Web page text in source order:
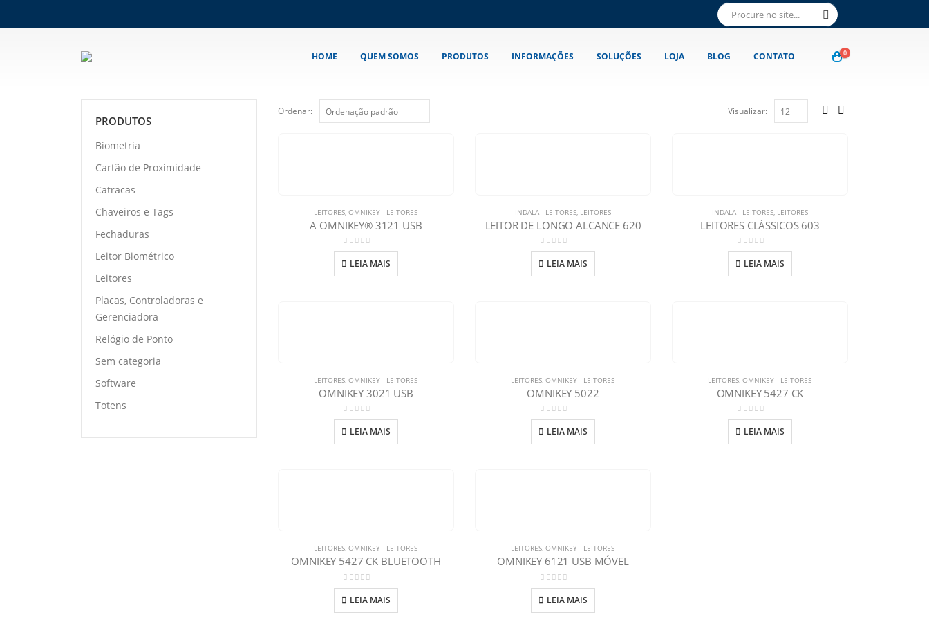
HOME QUEM SOMOS PRODUTOS INFORMAÇÕES SOLUÇÕES LOJA BLOG CONTATO 0
Ordenar: Visualizar:
LEITORES,OMNIKEY - LEITORES
A OMNIKEY® 3121 USB
0out of 5
LEIA MAIS
INDALA - LEITORES, LEITORES
LEITOR DE LONGO ALCANCE 620
0out of 5
LEIA MAIS
INDALA - LEITORES, LEITORES
LEITORES CLÁSSICOS 603
0out of 5
LEIA MAIS
LEITORES,OMNIKEY - LEITORES
OMNIKEY 3021 USB
0out of 5
LEIA MAIS
LEITORES,OMNIKEY - LEITORES
OMNIKEY 5022
0out of 5
LEIA MAIS
LEITORES,OMNIKEY - LEITORES
OMNIKEY 5427 CK
0out of 5
LEIA MAIS
LEITORES,OMNIKEY - LEITORES
OMNIKEY 5427 CK BLUETOOTH
0out of 5
LEIA MAIS
LEITORES,OMNIKEY - LEITORES
OMNIKEY 6121 USB MÓVEL
0out of 5
LEIA MAIS
PRODUTOS
Biometria
Cartão de Proximidade
Catracas
Chaveiros e Tags
Fechaduras
Leitor Biométrico
Leitores
Placas, Controladoras e
Gerenciadora
Relógio de Ponto
Sem categoria
Software
Totens